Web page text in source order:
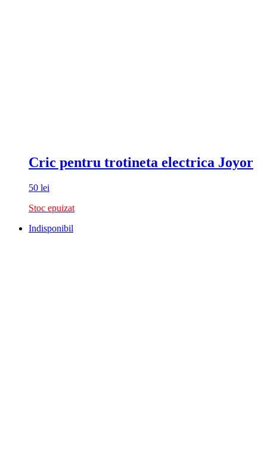
Cric pentru trotineta electrica Joyor
50 lei
Stoc epuizat
Indisponibil